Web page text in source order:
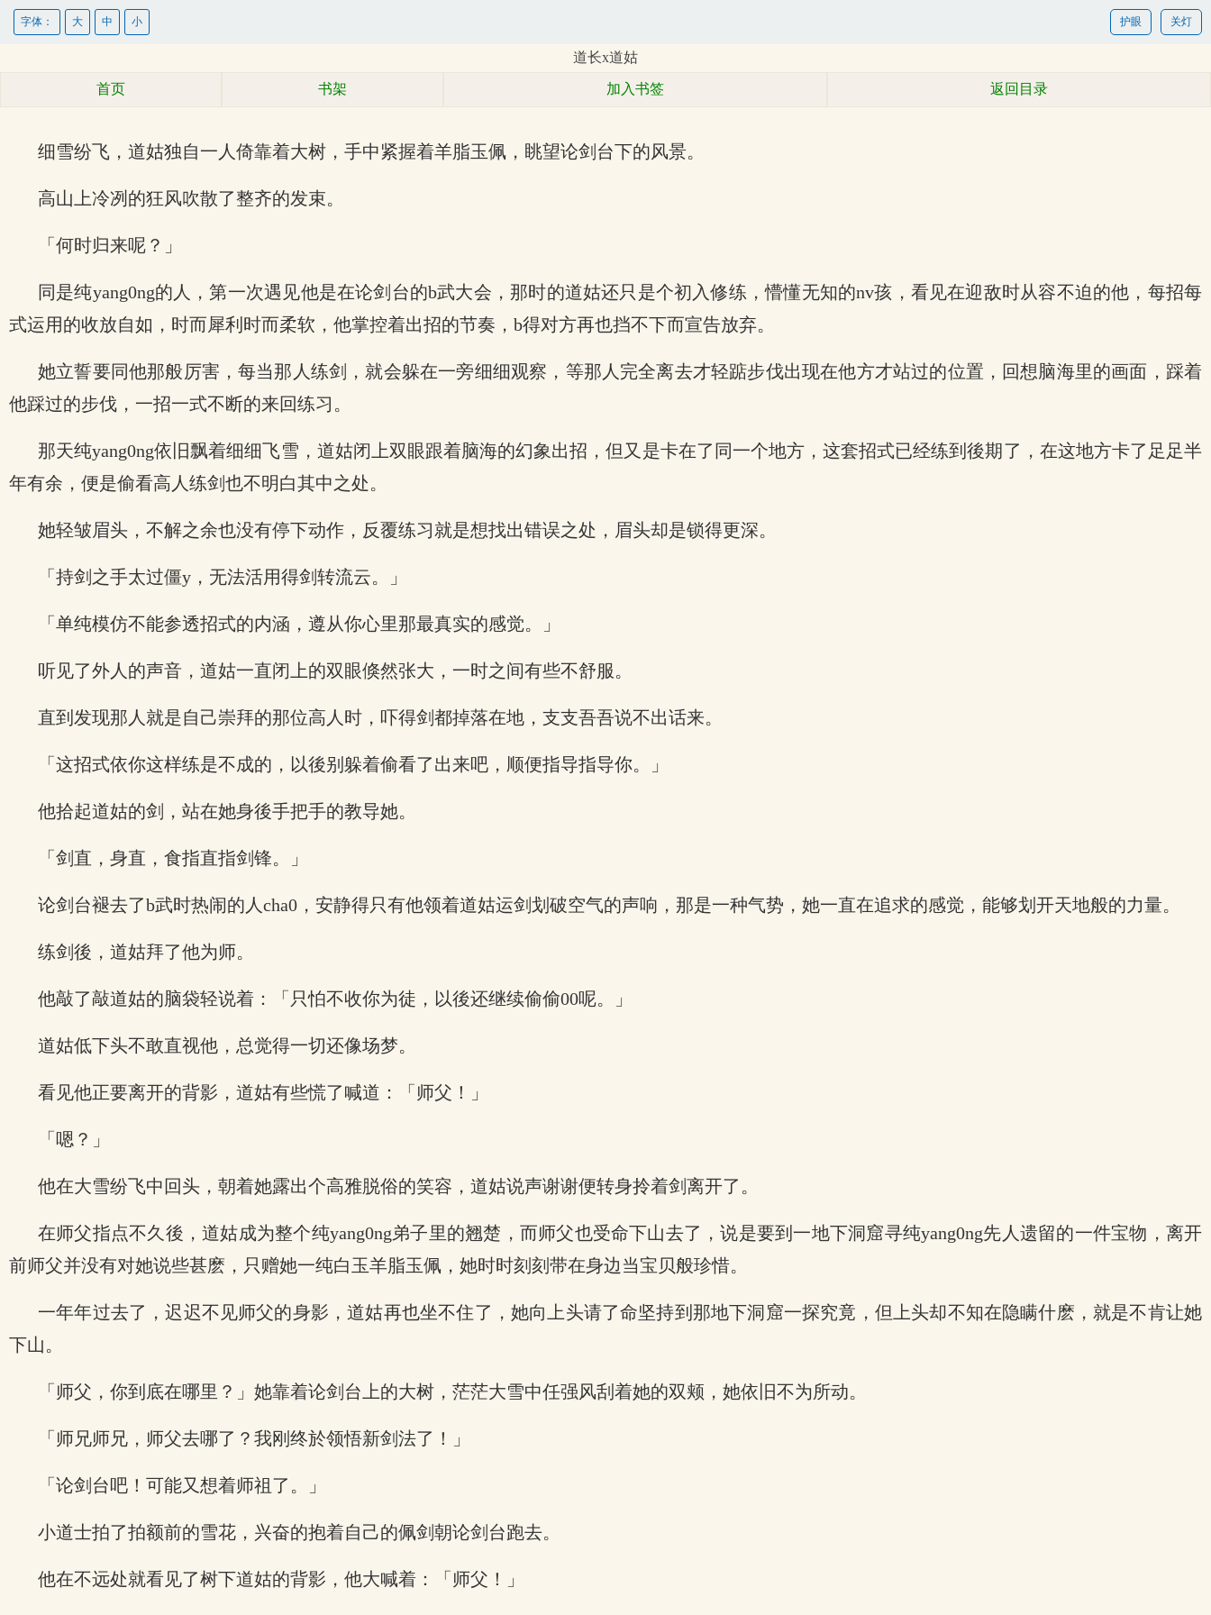
关灯
护眼
字体： 大 中 小
道长x道姑
首页 书架 加入书签 返回目录
细雪纷飞，道姑独自一人倚靠着大树，手中紧握着羊脂玉佩，眺望论剑台下的风景。
高山上冷冽的狂风吹散了整齐的发束。
「何时归来呢？」
同是纯yang0ng的人，第一次遇见他是在论剑台的b武大会，那时的道姑还只是个初入修练，懵懂无知的nv孩，看见在迎敌时从容不迫的他，每招每
式运用的收放自如，时而犀利时而柔软，他掌控着出招的节奏，b得对方再也挡不下而宣告放弃。
她立誓要同他那般厉害，每当那人练剑，就会躲在一旁细细观察，等那人完全离去才轻踮步伐出现在他方才站过的位置，回想脑海里的画面，踩着
他踩过的步伐，一招一式不断的来回练习。
那天纯yang0ng依旧飘着细细飞雪，道姑闭上双眼跟着脑海的幻象出招，但又是卡在了同一个地方，这套招式已经练到後期了，在这地方卡了足足半
年有余，便是偷看高人练剑也不明白其中之处。
她轻皱眉头，不解之余也没有停下动作，反覆练习就是想找出错误之处，眉头却是锁得更深。
「持剑之手太过僵y，无法活用得剑转流云。」
「单纯模仿不能参透招式的内涵，遵从你心里那最真实的感觉。」
听见了外人的声音，道姑一直闭上的双眼倏然张大，一时之间有些不舒服。
直到发现那人就是自己崇拜的那位高人时，吓得剑都掉落在地，支支吾吾说不出话来。
「这招式依你这样练是不成的，以後别躲着偷看了出来吧，顺便指导指导你。」
他拾起道姑的剑，站在她身後手把手的教导她。
「剑直，身直，食指直指剑锋。」
论剑台褪去了b武时热闹的人cha0，安静得只有他领着道姑运剑划破空气的声响，那是一种气势，她一直在追求的感觉，能够划开天地般的力量。
练剑後，道姑拜了他为师。
他敲了敲道姑的脑袋轻说着：「只怕不收你为徒，以後还继续偷偷00呢。」
道姑低下头不敢直视他，总觉得一切还像场梦。
看见他正要离开的背影，道姑有些慌了喊道：「师父！」
「嗯？」
他在大雪纷飞中回头，朝着她露出个高雅脱俗的笑容，道姑说声谢谢便转身拎着剑离开了。
在师父指点不久後，道姑成为整个纯yang0ng弟子里的翘楚，而师父也受命下山去了，说是要到一地下洞窟寻纯yang0ng先人遗留的一件宝物，离开
前师父并没有对她说些甚麽，只赠她一纯白玉羊脂玉佩，她时时刻刻带在身边当宝贝般珍惜。
一年年过去了，迟迟不见师父的身影，道姑再也坐不住了，她向上头请了命坚持到那地下洞窟一探究竟，但上头却不知在隐瞒什麽，就是不肯让她
下山。
「师父，你到底在哪里？」她靠着论剑台上的大树，茫茫大雪中任强风刮着她的双颊，她依旧不为所动。
「师兄师兄，师父去哪了？我刚终於领悟新剑法了！」
「论剑台吧！可能又想着师祖了。」
小道士拍了拍额前的雪花，兴奋的抱着自己的佩剑朝论剑台跑去。
他在不远处就看见了树下道姑的背影，他大喊着：「师父！」